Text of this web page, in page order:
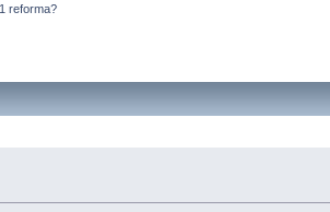
reforma?